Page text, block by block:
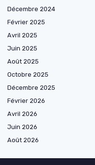
Décembre 2024
Février 2025
Avril 2025
Juin 2025
Août 2025
Octobre 2025
Décembre 2025
Février 2026
Avril 2026
Juin 2026
Août 2026